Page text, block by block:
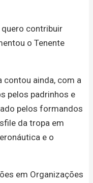
quero contribuir
o Tenente
contou ainda, com a
pelos padrinhos e
pelos formandos
da tropa em
e o
em Organizações